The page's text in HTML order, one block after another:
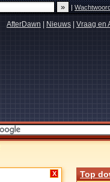
|
AfterDawn Nieuws Vraag en
X Top